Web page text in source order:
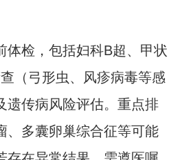
体检，包括妇科B超、甲状
（弓形虫、风疹病毒等感
遗传病风险评估。重点排
、多囊卵巢综合征等可能